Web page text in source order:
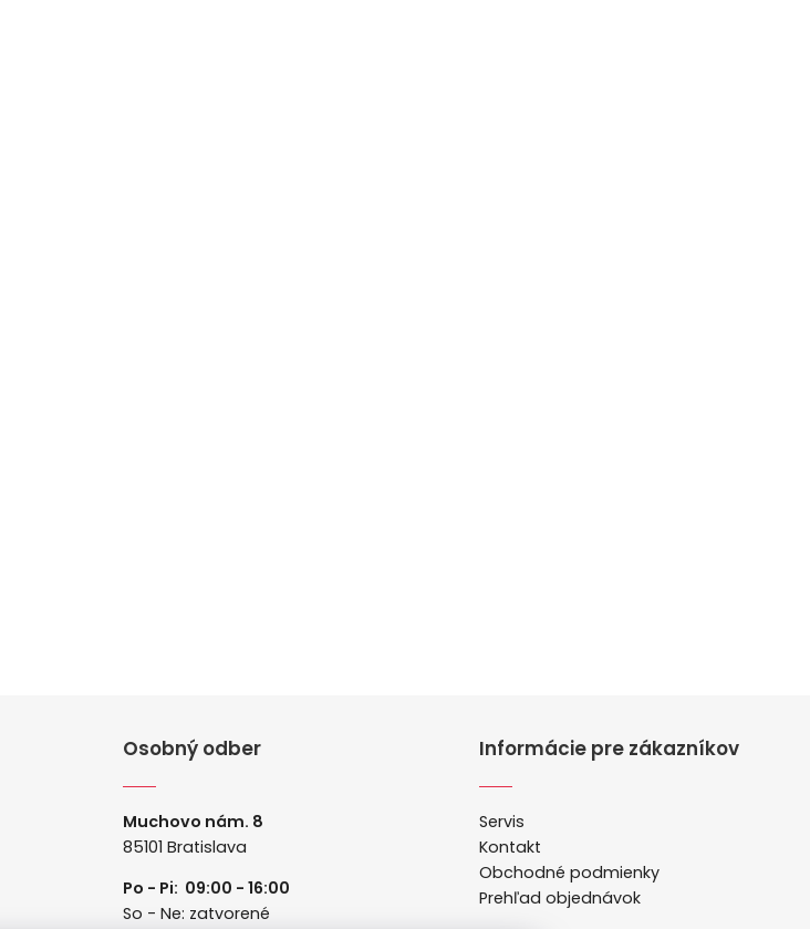
Osobný odber
Muchovo nám. 8
85101 Bratislava
Po - Pi: 09:00 - 16:00
So - Ne: zatvorené
Informácie pre zákazníkov
Servis
Kontakt
Obchodné podmienky
Prehľad objednávok